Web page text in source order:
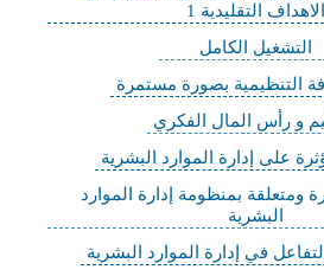
الاهداف التقليدية 1
التشغيل الكامل
التنظيمية بصورة مستمرة
و رأس المال الفكري
على إدارة الموارد البشرية
ومتعلقة بمنظومة إدارة الموارد
البشرية
في إدارة الموارد البشرية